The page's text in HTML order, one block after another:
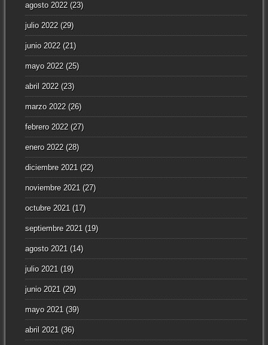
agosto 2022(23)
julio 2022(29)
junio 2022(21)
mayo 2022(25)
abril 2022(23)
marzo 2022(26)
febrero 2022(27)
enero 2022(28)
diciembre 2021(22)
noviembre 2021(27)
octubre 2021(17)
septiembre 2021(19)
agosto 2021(14)
julio 2021(19)
junio 2021(29)
mayo 2021(39)
abril 2021(36)